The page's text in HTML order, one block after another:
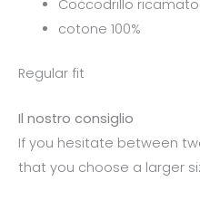
Coccodrillo
cotone 100%
Regular fit
Il nostro consiglio
If you hesitate between
that you choose a larger